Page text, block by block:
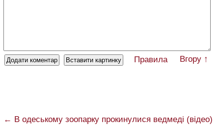
Правила Вгору ↑
← В одеському зоопарку прокинулися ведмеді (відео)